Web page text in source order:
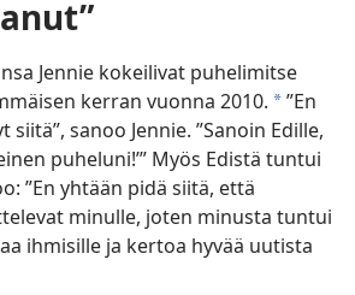
Jennie kokeilivat puhelimitse
kerran vuonna 2010. a”En
sanoo Jennie. ”Sanoin Edille,
puheluni!’” Myös Edistä tuntui
”En yhtään pidä siitä, että
minulle, joten minusta tuntui
ihmisille ja kertoa hyvää uutista